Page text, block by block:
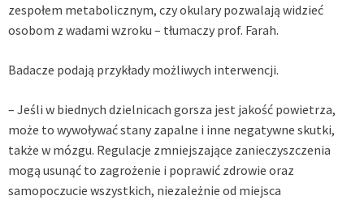
zespołem metabolicznym, czy okulary pozwalają widzieć
osobom z wadami wzroku – tłumaczy prof. Farah.
Badacze podają przykłady możliwych interwencji.
– Jeśli w biednych dzielnicach gorsza jest jakość powietrza,
może to wywoływać stany zapalne i inne negatywne skutki,
także w mózgu. Regulacje zmniejszające zanieczyszczenia
mogą usunąć to zagrożenie i poprawić zdrowie oraz
samopoczucie wszystkich, niezależnie od miejsca